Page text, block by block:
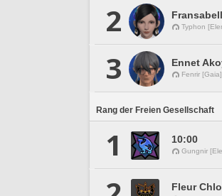
2 Typhon
3 Ennet
Fenrir [Gaia]
Rang der Freien Gesellschaft
1 10:00
Gungnir
Fleur